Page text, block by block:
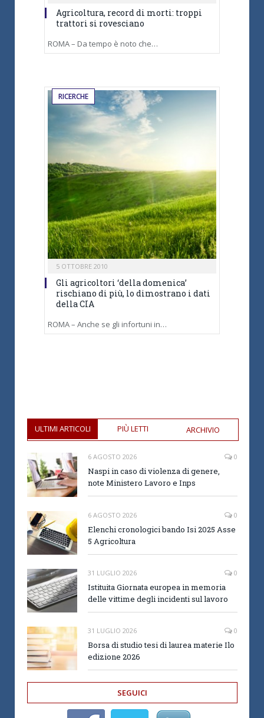
Agricoltura, record di morti: troppi
trattori si rovesciano
ROMA – Da tempo è noto che…
RICERCHE
5 OTTOBRE 2010
Gli agricoltori ‘della domenica’
rischiano di più, lo dimostrano i dati
della CIA
ROMA – Anche se gli infortuni in…
ULTIMI ARTICOLI PIÙ LETTI ARCHIVIO
6 AGOSTO 2026 0
Naspi in caso di violenza di genere,
note Ministero Lavoro e Inps
6 AGOSTO 2026 0
Elenchi cronologici bando Isi 2025 Asse
5 Agricoltura
31 LUGLIO 2026 0
Istituita Giornata europea in memoria
delle vittime degli incidenti sul lavoro
31 LUGLIO 2026 0
Borsa di studio tesi di laurea materie Ilo
edizione 2026
SEGUICI